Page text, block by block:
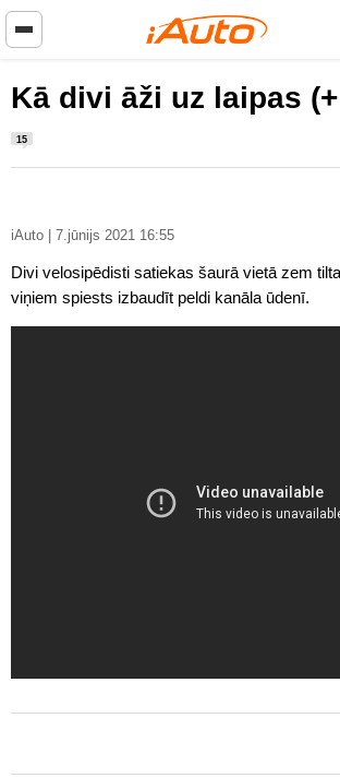
Kā divi āži uz laipas
15
iAuto | 7.jūnijs 2021 16:55
Divi velosipēdisti satiekas šaurā vietā zem
viņiem spiests izbaudīt peldi kanāla ūdenī.